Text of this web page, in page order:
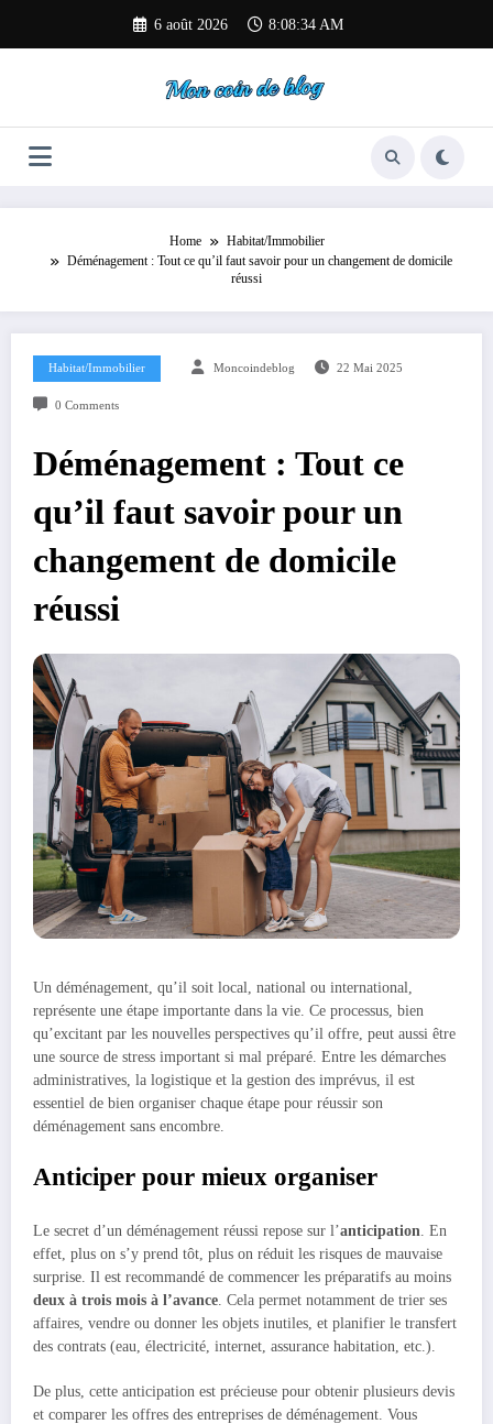
contenu
6 août 2026 8:08:35 AM
Home
Habitat/Immobilier
Déménagement : Tout ce qu’il faut savoir pour un changement de domicile
réussi
Habitat/Immobilier Moncoindeblog 22 Mai 2025
0 Comments
Déménagement : Tout ce
qu’il faut savoir pour un
changement de domicile
réussi
Un déménagement, qu’il soit local, national ou international,
représente une étape importante dans la vie. Ce processus, bien
qu’excitant par les nouvelles perspectives qu’il offre, peut aussi être
une source de stress important si mal préparé. Entre les démarches
administratives, la logistique et la gestion des imprévus, il est
essentiel de bien organiser chaque étape pour réussir son
déménagement sans encombre.
Anticiper pour mieux organiser
Le secret d’un déménagement réussi repose sur l’anticipation. En
effet, plus on s’y prend tôt, plus on réduit les risques de mauvaise
surprise. Il est recommandé de commencer les préparatifs au moins
deux à trois mois à l’avance. Cela permet notamment de trier ses
affaires, vendre ou donner les objets inutiles, et planifier le transfert
des contrats (eau, électricité, internet, assurance habitation, etc.).
De plus, cette anticipation est précieuse pour obtenir plusieurs devis
et comparer les offres des entreprises de déménagement. Vous